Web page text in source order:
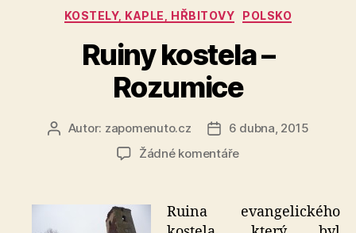
Rubriky
KOSTELY, KAPLE, HŘBITOVY POLSKO
Ruiny kostela –
Rozumice
AutorAutor: zapomenuto.cz
Datum
příspěvku
6 dubna, 2015
Žádné komentářeu
názvem
Ruiny
Ruina evangelického